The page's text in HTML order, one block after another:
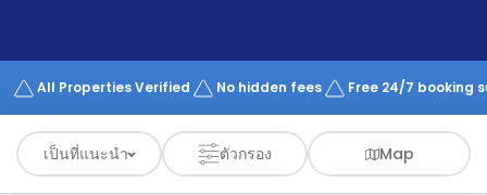
Works
All Properties Verified No hidden fees Free 24/7 booking
เป็นที่แนะนำ ตัวกรอง Map